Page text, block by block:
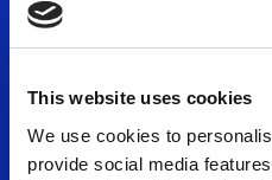
This website uses cookies
We use cookies to
provide social media